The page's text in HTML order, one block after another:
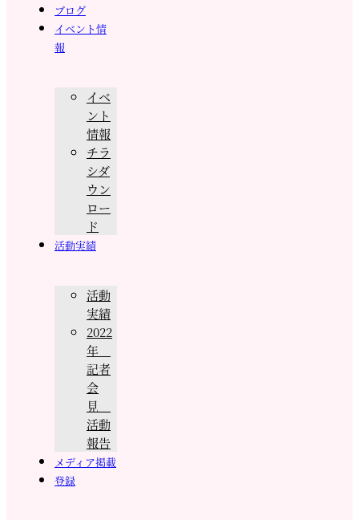
ブログ
イベント情
報
イベ
ント
情報
チラ
シダ
ウン
ロー
ド
活動実績
活動
実績
2022
年
記者
会
見
活動
報告
メディア掲載
登録